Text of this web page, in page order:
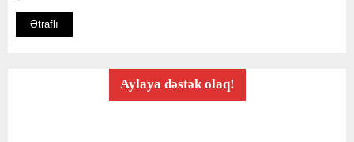
Ətraflı
Aylaya dəstək olaq!